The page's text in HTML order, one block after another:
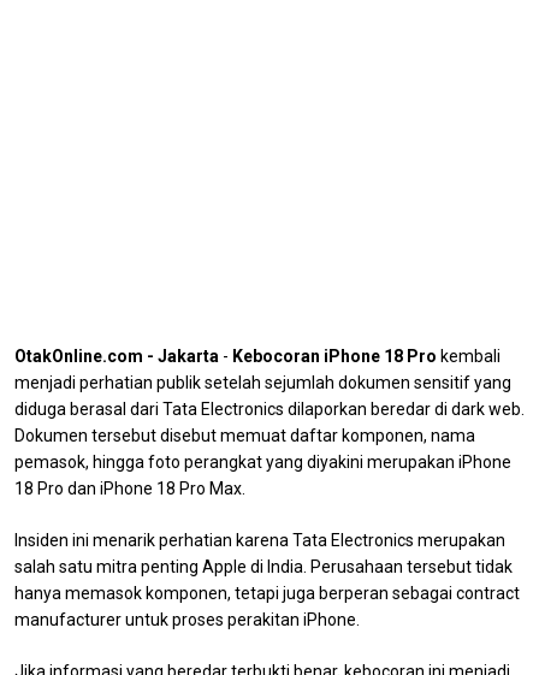
OtakOnline.com - Jakarta - Kebocoran iPhone 18 Pro kembali
menjadi perhatian publik setelah sejumlah dokumen sensitif yang
diduga berasal dari Tata Electronics dilaporkan beredar di dark web.
Dokumen tersebut disebut memuat daftar komponen, nama
pemasok, hingga foto perangkat yang diyakini merupakan iPhone
18 Pro dan iPhone 18 Pro Max.
Insiden ini menarik perhatian karena Tata Electronics merupakan
salah satu mitra penting Apple di India. Perusahaan tersebut tidak
hanya memasok komponen, tetapi juga berperan sebagai contract
manufacturer untuk proses perakitan iPhone.
Jika informasi yang beredar terbukti benar, kebocoran ini menjadi